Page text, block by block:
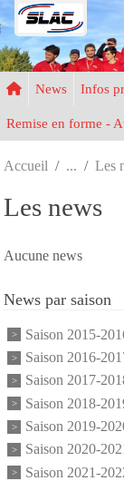
News Infos
Remise en forme -
Accueil Les
Les news
Aucune news
News par saison
Saison 2015-
Saison 2016-
Saison 2017-
Saison 2018-
Saison 2019-
Saison 2020-
Saison 2021-
Panneau de gestion